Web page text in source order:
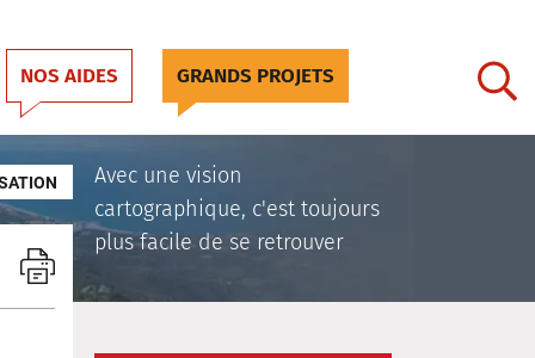
NOS AIDES GRANDS PROJETS
Avec une vision
cartographique, c'est toujours
plus facile de se retrouver